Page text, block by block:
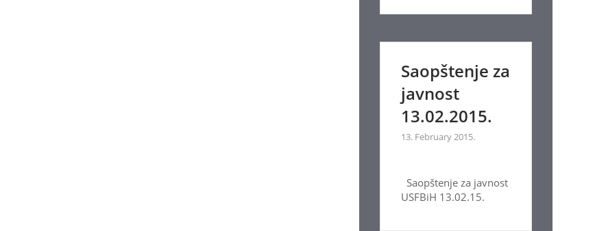
Saopštenje za
javnost
13.02.2015.
13. February 2015.
Saopštenje za javnost
USFBiH 13.02.15.